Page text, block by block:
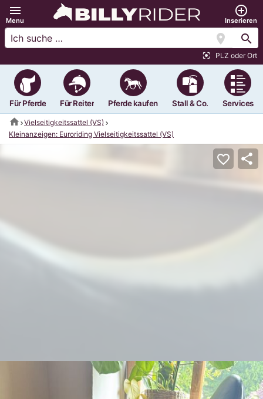
menu
Menu
add_circle_outline
Inserieren
location_on search
center_focus_strong PLZ oder Ort
Für Pferde Für Reiter Pferde kaufen Stall & Co. Services
home Vielseitigkeitssattel (VS)
Kleinanzeigen: Euroriding Vielseitigkeitssattel (VS)
favorite_border share